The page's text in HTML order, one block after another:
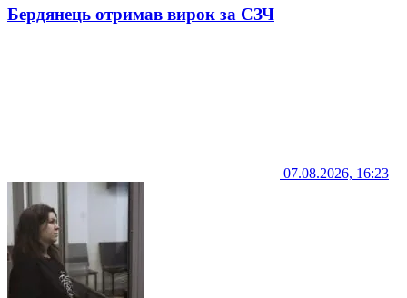
Бердянець отримав вирок за СЗЧ
07.08.2026, 16:23